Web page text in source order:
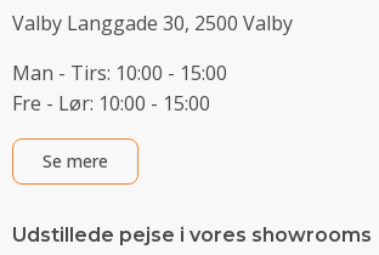
Valby Langgade 30, 2500 Valby
Man - Tirs: 10:00 - 15:00
Fre - Lør: 10:00 - 15:00
Se mere
Udstillede pejse i vores showrooms